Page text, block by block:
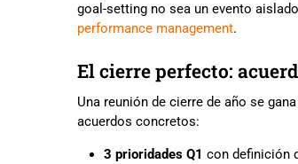
goal-setting no sea un evento
performance management.
El cierre perfecto:
Una reunión de cierre de año se
acuerdos concretos:
3 prioridades Q1 con definición